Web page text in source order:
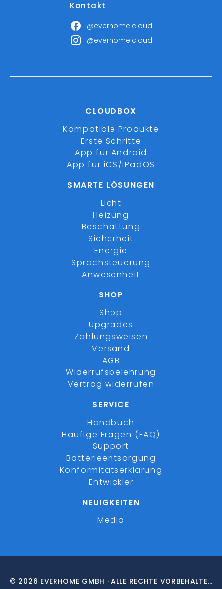
Kontakt
@everhome.cloud
@everhome.cloud
CLOUDBOX
Kompatible Produkte
Erste Schritte
App für Android
App für iOS/iPadOS
SMARTE LÖSUNGEN
Licht
Heizung
Beschattung
Sicherheit
Energie
Sprachsteuerung
Anwesenheit
SHOP
Shop
Upgrades
Zahlungsweisen
Versand
AGB
Widerrufsbelehrung
Vertrag widerrufen
SERVICE
Handbuch
Häufige Fragen (FAQ)
Support
Batterieentsorgung
Konformitätserklärung
Entwickler
NEUIGKEITEN
Media
© 2026 EVERHOME GMBH · ALLE RECHTE VORBEHALTEN